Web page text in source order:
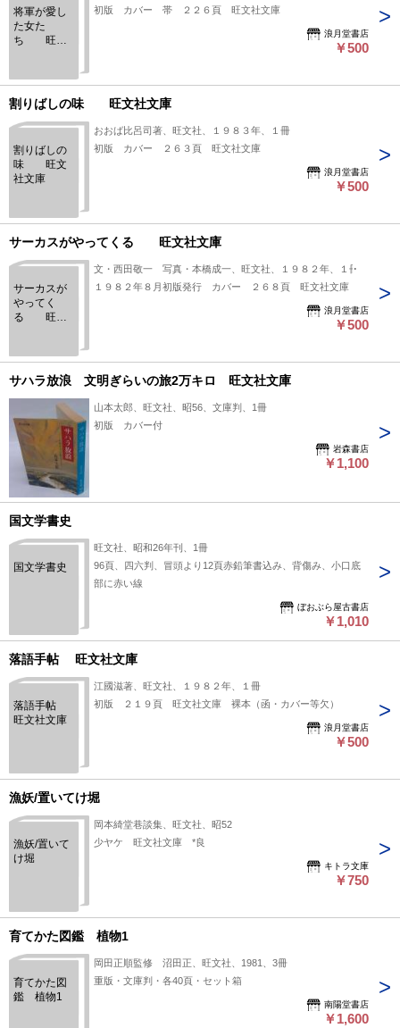
将軍が愛し
た女た
ち 旺文
初版 カバー 帯 ２２６頁 旺文社文庫
浪月堂書店
￥500
割りばしの味 旺文社文庫
割りばしの
味 旺文
社文庫
おおば比呂司著、旺文社、１９８３年、１冊
初版 カバー ２６３頁 旺文社文庫
浪月堂書店
￥500
サーカスがやってくる 旺文社文庫
サーカスが
やってく
る 旺文
文・西田敬一 写真・本橋成一、旺文社、１９８２年、１冊
１９８２年８月初版発行 カバー ２６８頁 旺文社文庫
浪月堂書店
￥500
サハラ放浪 文明ぎらいの旅2万キロ 旺文社文庫
山本太郎、旺文社、昭56、文庫判、1冊
初版 カバー付
岩森書店
￥1,100
国文学書史
国文学書史
旺文社、昭和26年刊、1冊
96頁、四六判、冒頭より12頁赤鉛筆書込み、背傷み、小口底
部に赤い線
ぼおぶら屋古書店
￥1,010
落語手帖 旺文社文庫
落語手帖
旺文社文庫
江國滋著、旺文社、１９８２年、１冊
初版 ２１９頁 旺文社文庫 裸本（函・カバー等欠）
浪月堂書店
￥500
漁妖/置いてけ堀
漁妖/置いて
け堀
岡本綺堂巷談集、旺文社、昭52
少ヤケ 旺文社文庫 *良
キトラ文庫
￥750
育てかた図鑑 植物1
育てかた図
鑑 植物1
岡田正順監修 沼田正、旺文社、1981、3冊
重版・文庫判・各40頁・セット箱
南陽堂書店
￥1,600